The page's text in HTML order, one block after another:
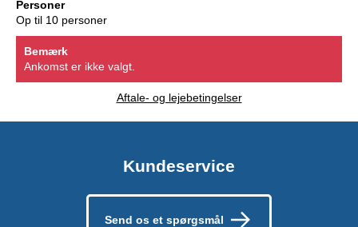
Personer
Op til 10 personer
Bemærk
Ankomst er ikke valgt.
Aftale- og lejebetingelser
Kundeservice
Send os et spørgsmål